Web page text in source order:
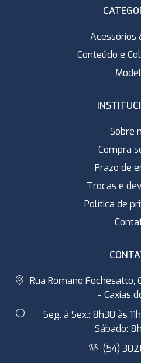
Acessórios
Conteúdo e
Sobre
Compra
Prazo de
Trocas e
Política de
Rua Romano Fochesatto,
- Caxias
Seg. à Sex.: 8h30 às
Sábado:
(54)